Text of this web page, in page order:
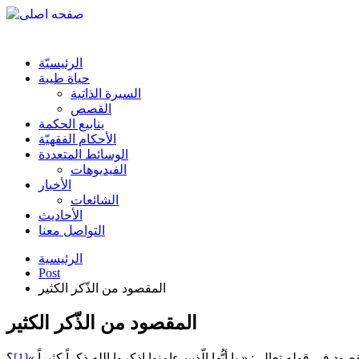
الرئیسیّة
حياة طيبة
السيرة الذاتية
القصص
ينابيع الحكمة
الأحکام الفقهیّة
الوسائط المتعددة
الفیدیوهات
الأخبار
الشائعات
الأحادیث
التواصل معنا
الرئيسية
Post
المقصود من الذّكر الكثير
المقصود من الذّكر الكثير